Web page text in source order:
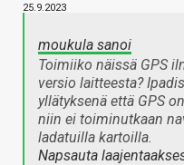
25.9.2023
moukula sanoi
Toimiiko näissä GPS
versio laitteesta?
yllätyksenä että GPS
niin ei toiminutkaan
ladatuilla kartoilla.
Napsauta